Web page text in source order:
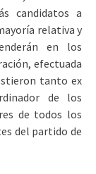
candidatos a
relativa y
en los
efectuada
tanto ex
de los
de todos los
del partido de